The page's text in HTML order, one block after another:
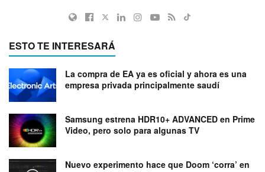
ESTO TE INTERESARÁ
La compra de EA ya es oficial y ahora es una
empresa privada principalmente saudí
Samsung estrena HDR10+ ADVANCED en Prime
Video, pero solo para algunas TV
Nuevo experimento hace que Doom ‘corra’ en